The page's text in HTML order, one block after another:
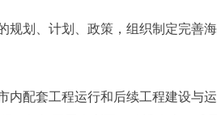
划、计划、政策，组织制定完善
配套工程运行和后续工程建设与运